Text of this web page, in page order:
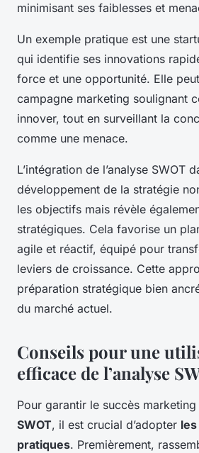
minimisant ses faiblesses et
Un exemple pratique est une
qui identifie ses innovations
force et une opportunité. Elle
campagne marketing soulignant
innover, tout en surveillant la
comme une menace.
L’intégration de l’analyse SWOT
développement de la stratégie
les objectifs mais révèle
stratégiques. Cela favorise un
agile et réactif, équipé pour
leviers de croissance. Cette
préparation stratégique bien
du marché actuel.
Conseils pour une
efficace de l’analyse
Pour garantir le succès marketing
SWOT, il est crucial d’adopter
pratiques. Premièrement,